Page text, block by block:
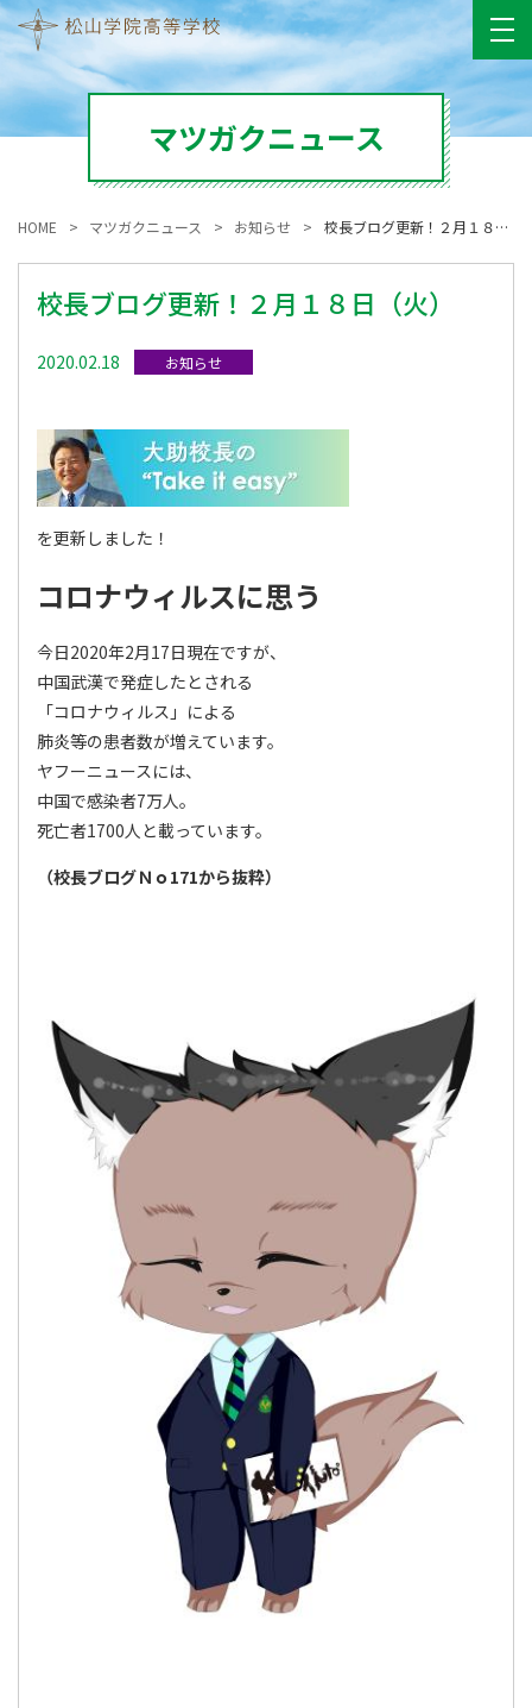
マツガクニュース
HOME マツガクニュース お知らせ 校長ブログ更新！２月１８日（火）
校長ブログ更新！２月１８日（火）
2020.02.18 お知らせ
を更新しました！
コロナウィルスに思う
今日2020年2月17日現在ですが、
中国武漢で発症したとされる
「コロナウィルス」による
肺炎等の患者数が増えています。
ヤフーニュースには、
中国で感染者7万人。
死亡者1700人と載っています。
（校長ブログＮｏ171から抜粋）